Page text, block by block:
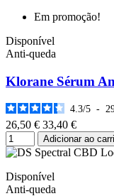
Em promoção!
Disponível
Anti-queda
Klorane Sérum
4.3/5 -
26,50 € 33,40 €
Adicionar ao
Disponível
Anti-queda